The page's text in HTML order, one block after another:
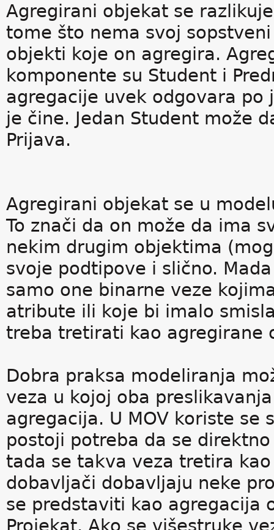
Agregirani objekat se
tome što nema svoj
objekti koje on agregira.
komponente su Student i
agregacije uvek odgovara
je čine. Jedan Student može
Prijava.
Agregirani objekat se u
To znači da on može da ima
nekim drugim objektima
svoje podtipove i slično.
samo one binarne veze
atribute ili koje bi imalo
treba tretirati kao agregirane
Dobra praksa modeliranja
veza u kojoj oba
agregacija. U MOV koriste se
postoji potreba da se
tada se takva veza tretira
dobavljači dobavljaju neke
se predstaviti kao agregacija
Projekat. Ako se višestruke